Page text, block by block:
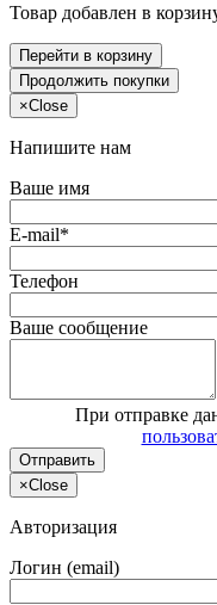
Товар добавлен в
Перейти в корзину
Продолжить покупки
×Close
Напишите нам
Ваше имя
E-mail*
Телефон
Ваше сообщение
При отправке
Отправить
×Close
Авторизация
Логин (email)